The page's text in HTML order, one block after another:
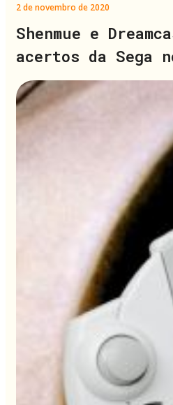
2 de novembro de 2020
Shenmue e
acertos da Sega